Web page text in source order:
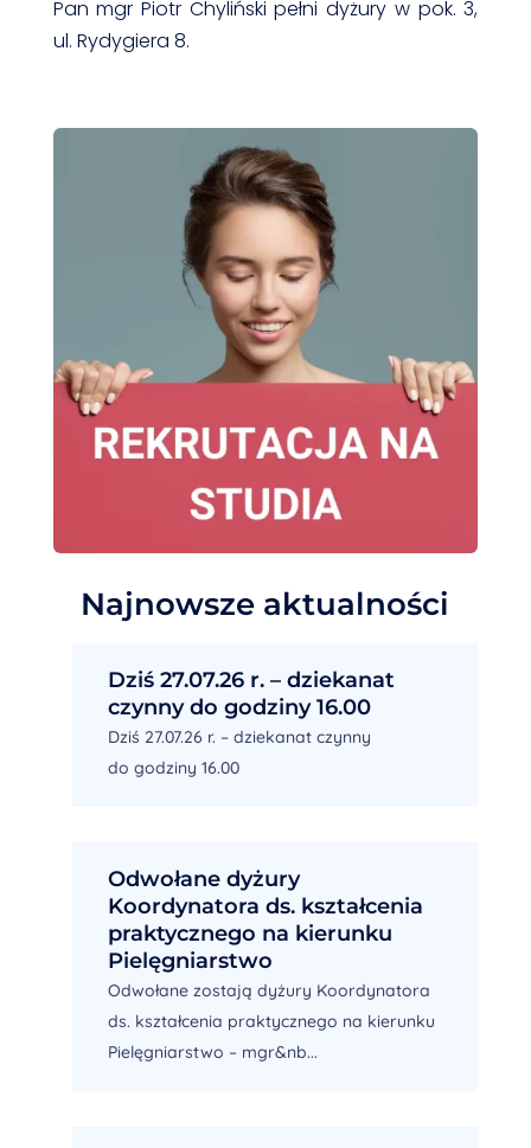
Pan mgr Piotr Chyliński pełni dyżury w pok. 3,
ul. Rydygiera 8.
Najnowsze aktualności
Dziś 27.07.26 r. – dziekanat
czynny do godziny 16.00
Dziś 27.07.26 r. – dziekanat czynny
do godziny 16.00
Odwołane dyżury
Koordynatora ds. kształcenia
praktycznego na kierunku
Pielęgniarstwo
Odwołane zostają dyżury Koordynatora
ds. kształcenia praktycznego na kierunku
Pielęgniarstwo – mgr&nb...